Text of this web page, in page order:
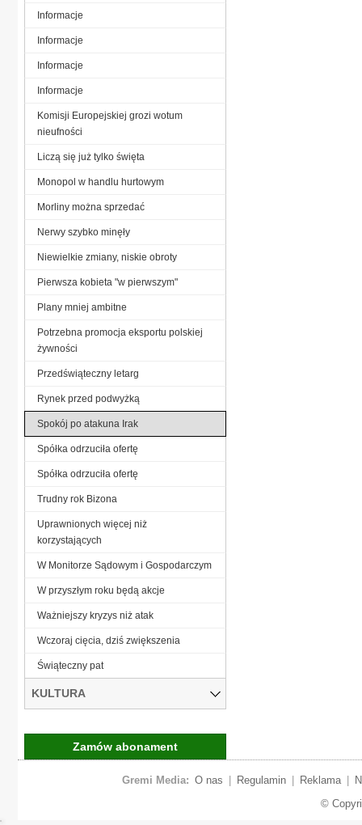
Informacje
Informacje
Informacje
Informacje
Komisji Europejskiej grozi wotum
nieufności
Liczą się już tylko święta
Monopol w handlu hurtowym
Morliny można sprzedać
Nerwy szybko minęły
Niewielkie zmiany, niskie obroty
Pierwsza kobieta "w pierwszym"
Plany mniej ambitne
Potrzebna promocja eksportu polskiej
żywności
Przedświąteczny letarg
Rynek przed podwyżką
Spokój po atakuna Irak
Spółka odrzuciła ofertę
Spółka odrzuciła ofertę
Trudny rok Bizona
Uprawnionych więcej niż
korzystających
W Monitorze Sądowym i Gospodarczym
W przyszłym roku będą akcje
Ważniejszy kryzys niż atak
Wczoraj cięcia, dziś zwiększenia
Świąteczny pat
KULTURA
Zamów abonament
Gremi Media: O nas Regulamin Reklama
©